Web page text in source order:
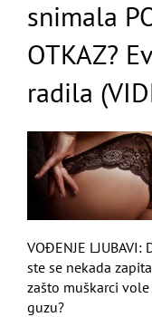
snimala
OTKAZ?
radila
VOĐENJE LJUBAVI:
ste se nekada
zašto muškarci vole
guzu?